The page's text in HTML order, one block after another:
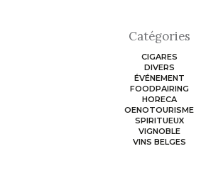
Catégories
CIGARES
DIVERS
ÉVÉNEMENT
FOODPAIRING
HORECA
OENOTOURISME
SPIRITUEUX
VIGNOBLE
VINS BELGES